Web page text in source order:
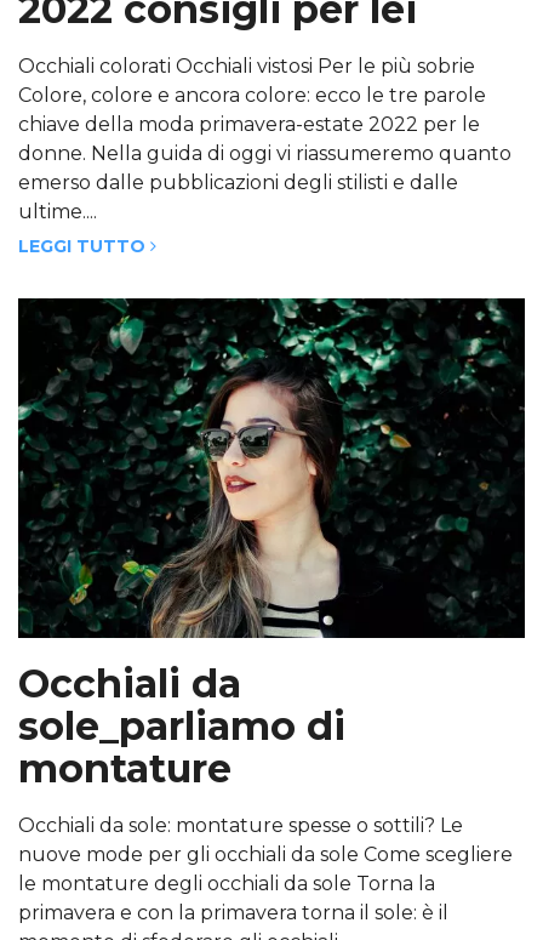
Occhiali colorati Occhiali vistosi Per le più sobrie
Colore, colore e ancora colore: ecco le tre parole
chiave della moda primavera-estate 2022 per le
donne. Nella guida di oggi vi riassumeremo quanto
emerso dalle pubblicazioni degli stilisti e dalle
ultime....
LEGGI TUTTO
Occhiali da
sole_parliamo di
montature
Occhiali da sole: montature spesse o sottili? Le
nuove mode per gli occhiali da sole Come scegliere
le montature degli occhiali da sole Torna la
primavera e con la primavera torna il sole: è il